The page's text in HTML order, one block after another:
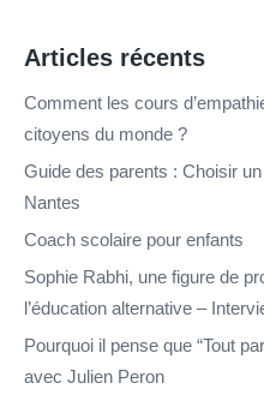
Articles récents
Comment les cours
citoyens du monde ?
Guide des parents : Choisir
Nantes
Coach scolaire pour enfants
Sophie Rabhi, une figure de
l’éducation alternative –
Pourquoi il pense que “Tout
avec Julien Peron